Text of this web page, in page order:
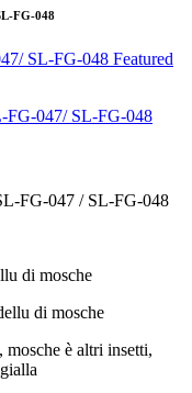
FG-048
FG-047 / SL-FG-048
di mosche
di mosche
è altri insetti,